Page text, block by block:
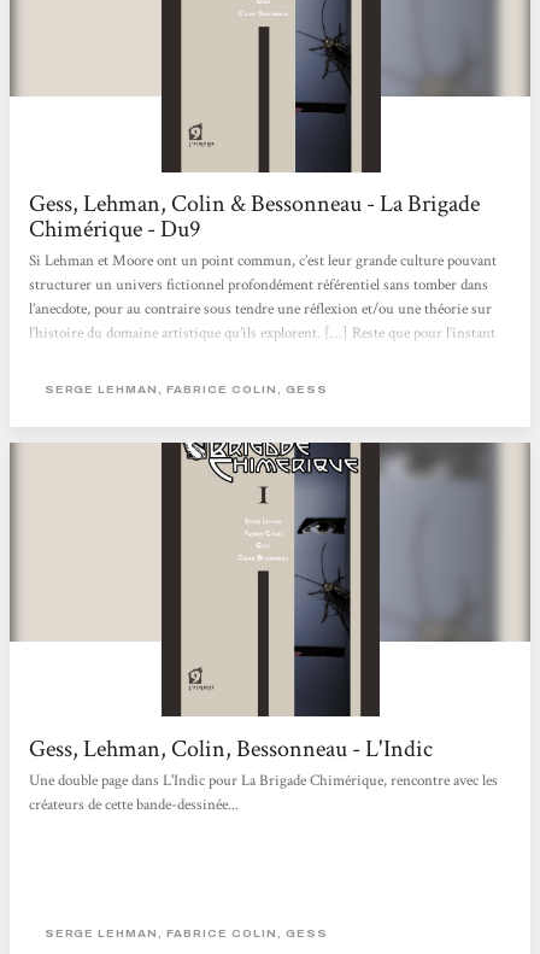
Gess, Lehman, Colin & Bessonneau - La Brigade
Chimérique - Du9
Si Lehman et Moore ont un point commun, c’est leur grande culture pouvant
structurer un univers fictionnel profondément référentiel sans tomber dans
l’anecdote, pour au contraire sous tendre une réflexion et/ou une théorie sur
l’histoire du domaine artistique qu’ils explorent. […] Reste que pour l’instant
en la matière. Serge Lehman s’est entouré de personnes sachant accompagner ce
SERGE LEHMAN, FABRICE COLIN, GESS
Gess, Lehman, Colin, Bessonneau - L'Indic
Une double page dans L'Indic pour La Brigade Chimérique, rencontre avec les
créateurs de cette bande-dessinée...
SERGE LEHMAN, FABRICE COLIN, GESS